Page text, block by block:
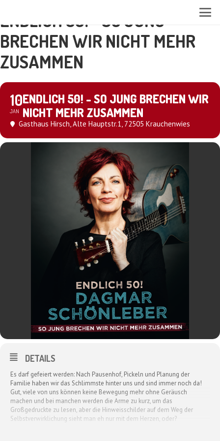
ENDLICH 50! - SO JUNG
BRECHEN WIR NICHT MEHR
ZUSAMMEN
10
JAN
ENDLICH 50! - SO JUNG BRECHEN WIR
NICHT MEHR ZUSAMMEN
Gasthaus Hirsch, Alte Hauptstr.1, 72505 Krauchenwies
DETAILS
Es darf gefeiert werden: Nach Pausenhof, Pickeln und Planung der
Familie haben wir das Schlimmste hinter uns und sind immer noch da!
Gut, viele von uns können keine Bewegung mehr ohne Geräusch
machen und bei manchen werden die Arme zu kurz, um das
Großgedruckte zu lesen, aber die Hinweisschilder auf dem Weg der
Selbstverwirklichung sieht man eh nur mit dem Herzen, oder?